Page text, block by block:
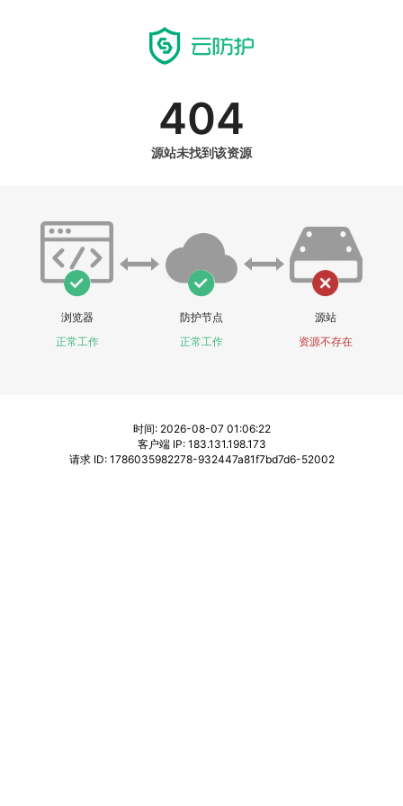
404
源站未找到该资源
浏览器
正常工作
防护节点
正常工作
源站
资源不存在
时间: 2026-08-07 01:06:22
客户端 IP: 183.131.198.173
请求 ID: 1786035982278-932447a81f7bd7d6-52002